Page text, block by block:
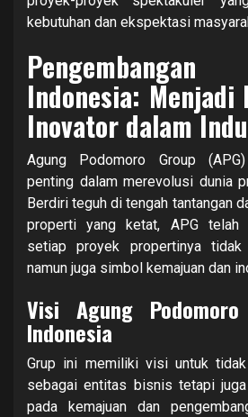
kebutuhan dan ekspektasi
Indonesia: Menjadi
Inovator dalam
Agung Podomoro Group
penting dalam merevolusi dunia
Berdiri teguh di tengah tantangan
properti yang ketat, APG telah
setiap proyek propertinya tidak
namun juga simbol kemajuan dan
Visi Agung
Indonesia
Grup ini memiliki visi untuk tidak
sebagai entitas bisnis tetapi
pada kemajuan dan